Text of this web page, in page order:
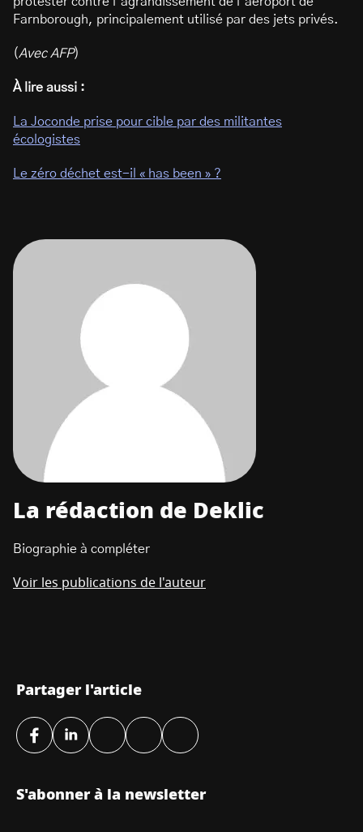
Farnborough, principalement utilisé par des jets privés.
(Avec AFP)
À lire aussi :
La Joconde prise pour cible par des militantes
écologistes
Le zéro déchet est-il « has been » ?
La rédaction de Deklic
Biographie à compléter
Voir les publications de l'auteur
Partager l'article
S'abonner à la newsletter